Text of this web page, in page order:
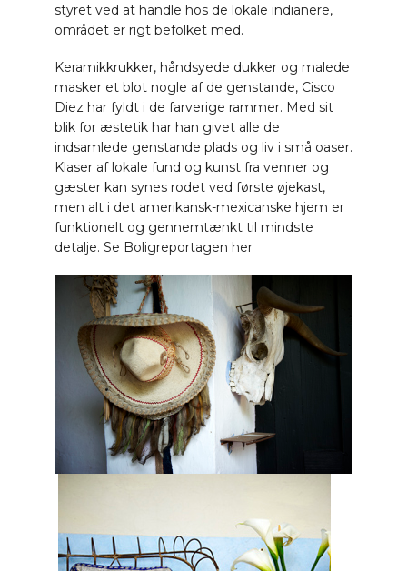
styret ved at handle hos de lokale indianere,
området er rigt befolket med.
Keramikkrukker, håndsyede dukker og malede
masker et blot nogle af de genstande, Cisco
Diez har fyldt i de farverige rammer. Med sit
blik for æstetik har han givet alle de
indsamlede genstande plads og liv i små oaser.
Klaser af lokale fund og kunst fra venner og
gæster kan synes rodet ved første øjekast,
men alt i det amerikansk-mexicanske hjem er
funktionelt og gennemtænkt til mindste
detalje. Se Boligreportagen her